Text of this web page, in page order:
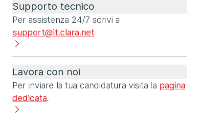
Supporto tecnico
Per assistenza 24/7 scrivi a
support@it.clara.net
Lavora con noi
Per inviare la tua candidatura visita la pagina
dedicata.